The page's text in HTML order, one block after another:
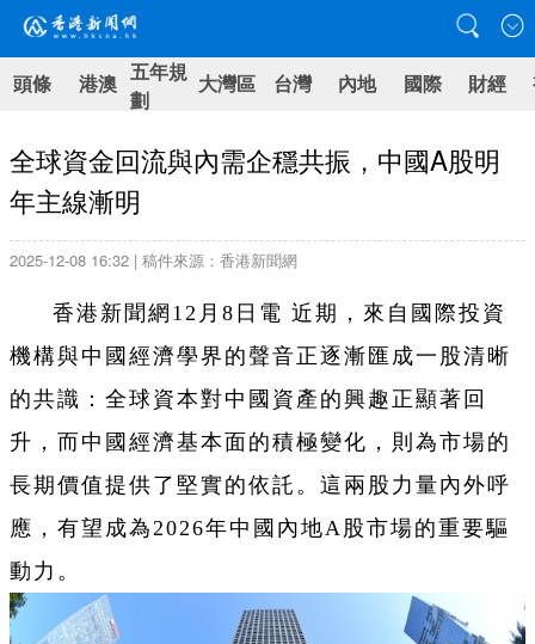
頭條 港澳 五年規
劃
大灣區 台灣 內地 國際 財經
全球資金回流與內需企穩共振，中國A股明
年主線漸明
2025-12-08 16:32 | 稿件來源：香港新聞網
香港新聞網12月8日電 近期，來自國際投資
機構與中國經濟學界的聲音正逐漸匯成一股清晰
的共識：全球資本對中國資產的興趣正顯著回
升，而中國經濟基本面的積極變化，則為市場的
長期價值提供了堅實的依託。這兩股力量內外呼
應，有望成為2026年中國內地A股市場的重要驅
動力。